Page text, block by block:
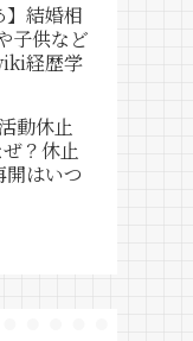
】結婚相
子供など
経歴学
動休止
？休止
開はいつ